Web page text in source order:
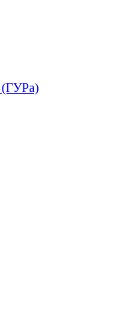
(ГУРа)